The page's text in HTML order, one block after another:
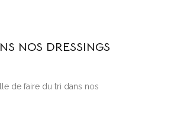
NOS DRESSINGS
de faire du tri dans nos